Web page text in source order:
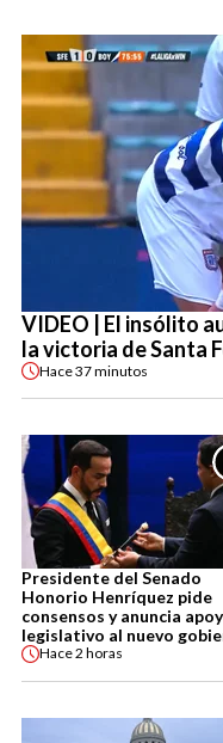
VIDEO | El insólito
la victoria de Santa
Hace37 minutos
Presidente del Senado
Honorio Henríquez pide
consensos y anuncia
legislativo al nuevo
Hace2 horas